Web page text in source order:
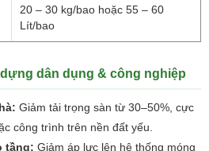
20 – 30 kg/bao hoặc 55 – 60
Lít/bao
dân dụng & công nghiệp
Giảm tải trọng sàn từ 30–50%, cực
công trình trên nền đất yếu.
tầng: Giảm áp lực lên hệ thống móng